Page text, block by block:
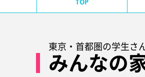
TOP
東京・首都圏の学生さ
みんなの